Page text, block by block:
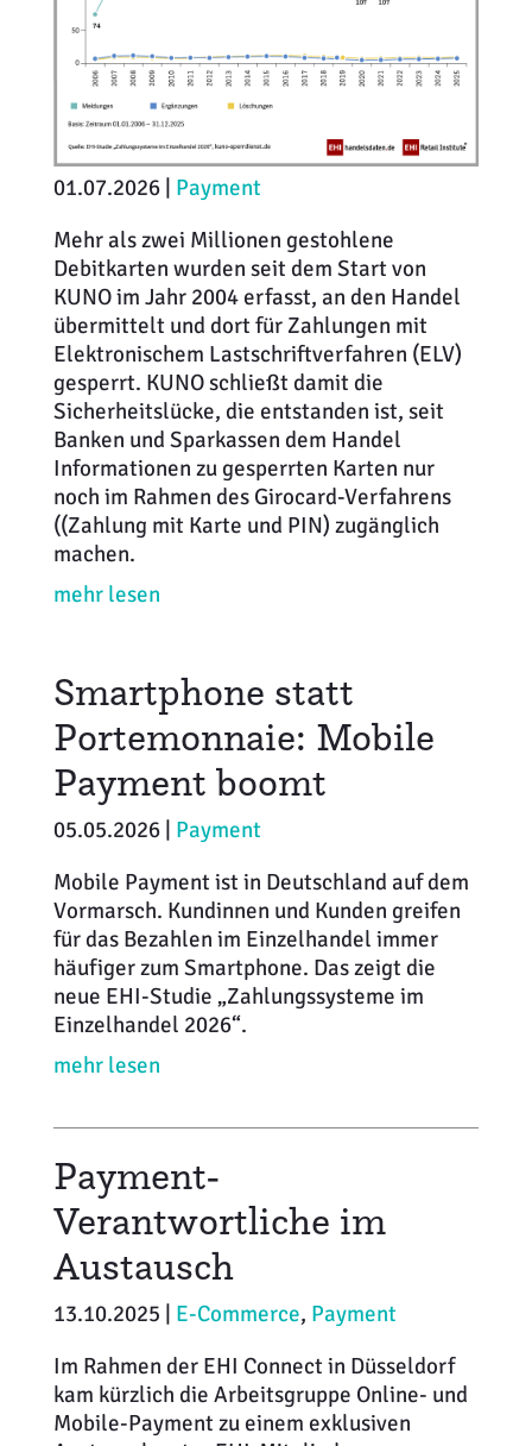
01.07.2026 | Payment
Mehr als zwei Millionen gestohlene
Debitkarten wurden seit dem Start von
KUNO im Jahr 2004 erfasst, an den Handel
übermittelt und dort für Zahlungen mit
Elektronischem Lastschriftverfahren (ELV)
gesperrt. KUNO schließt damit die
Sicherheitslücke, die entstanden ist, seit
Banken und Sparkassen dem Handel
Informationen zu gesperrten Karten nur
noch im Rahmen des Girocard-Verfahrens
((Zahlung mit Karte und PIN) zugänglich
machen.
mehr lesen
Smartphone statt
Portemonnaie: Mobile
Payment boomt
05.05.2026 | Payment
Mobile Payment ist in Deutschland auf dem
Vormarsch. Kundinnen und Kunden greifen
für das Bezahlen im Einzelhandel immer
häufiger zum Smartphone. Das zeigt die
neue EHI-Studie „Zahlungssysteme im
Einzelhandel 2026“.
mehr lesen
Payment-
Verantwortliche im
Austausch
13.10.2025 | E-Commerce, Payment
Im Rahmen der EHI Connect in Düsseldorf
kam kürzlich die Arbeitsgruppe Online- und
Mobile-Payment zu einem exklusiven